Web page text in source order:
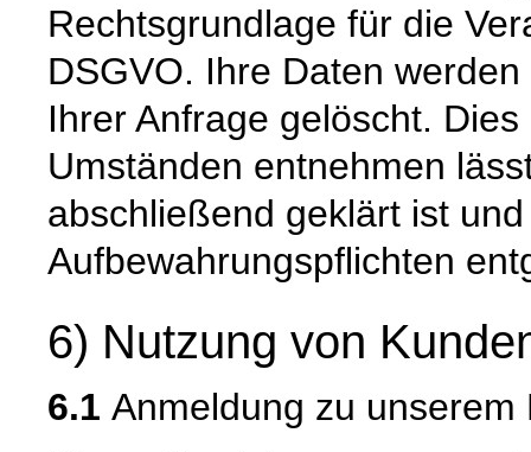
Rechtsgrundlage für die
DSGVO. Ihre Daten
Ihrer Anfrage gelöscht.
Umständen entnehmen
abschließend geklärt ist
Aufbewahrungspflichten
6) Nutzung von
6.1 Anmeldung zu unserem